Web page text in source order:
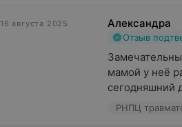
16 августа 2025 Александра
Отзыв
мамой у неё
сегодняшний
РНПЦ